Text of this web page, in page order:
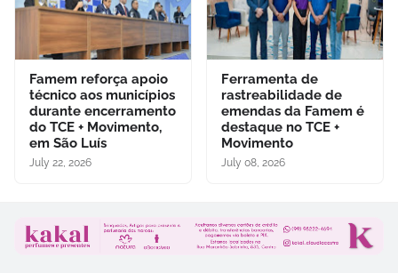
Famem reforça apoio
técnico aos municípios
durante encerramento
do TCE + Movimento,
em São Luís
July 22, 2026
Ferramenta de
rastreabilidade de
emendas da Famem é
destaque no TCE +
Movimento
July 08, 2026